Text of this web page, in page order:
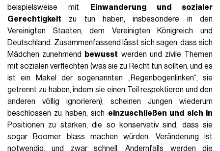
beispielsweise mit
Einwanderung und sozialer
Gerechtigkeit zu tun haben, insbesondere in den
Vereinigten Staaten, dem Vereinigten Königreich und
Deutschland. Zusammenfassend lässt sich sagen, dass sich
Mädchen zunehmend
bewusst werden und zivile Themen
mit sozialen verflechten (was sie zu Recht tun sollten, und es
ist ein Makel der sogenannten „Regenbogenlinken“, sie
getrennt zu haben, indem sie einen Teil respektieren und den
anderen völlig ignorieren), scheinen Jungen wiederum
beschlossen zu haben, sich einzuschließen und sich in
Positionen zu stärken, die so konservativ sind, dass sie
sogar Boomer blass machen würden. Veränderung ist
notwendig, und zwar schnell. Andernfalls werden die